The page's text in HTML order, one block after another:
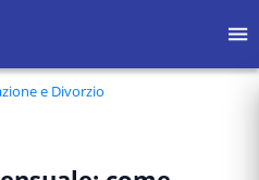
e Divorzio